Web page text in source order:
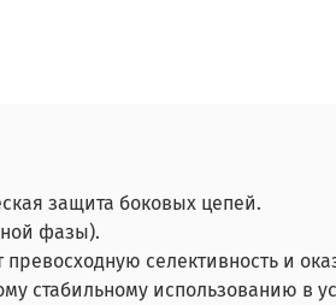
защита боковых цепей.
фазы).
селективность и
стабильному использованию в